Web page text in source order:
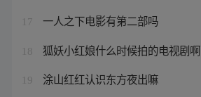
17 一人之下电影有第二部吗
18 狐妖小红娘什么时候拍的电视剧啊
19 涂山红红认识东方夜出嘛